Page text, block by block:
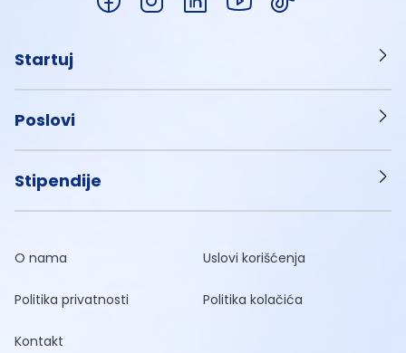
Startuj
Poslovi
Stipendije
O nama Uslovi korišćenja
Politika privatnosti Politika kolačića
Kontakt